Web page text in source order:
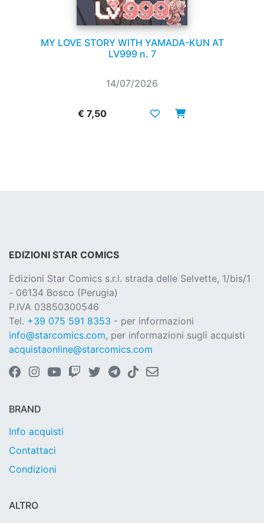
MY LOVE STORY WITH YAMADA-KUN AT
LV999 n. 7
14/07/2026
€ 7,50
EDIZIONI STAR COMICS
Edizioni Star Comics s.r.l. strada delle Selvette, 1/bis/1
- 06134 Bosco (Perugia)
P.IVA 03850300546
Tel. +39 075 591 8353 - per informazioni
info@starcomics.com, per informazioni sugli acquisti
acquistaonline@starcomics.com
BRAND
Info acquisti
Contattaci
Condizioni
ALTRO